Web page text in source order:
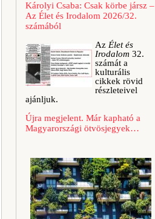
Károlyi Csaba: Csak körbe jársz –
Az Élet és Irodalom 2026/32.
számából
Az Élet és
Irodalom 32.
számát a
kulturális
cikkek rövid
részleteivel
ajánljuk.
Újra megjelent. Már kapható a
Magyarországi ötvösjegyek…